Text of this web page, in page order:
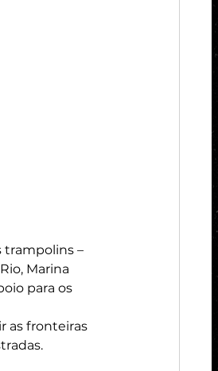
trampolins –
Marina
para os
as fronteiras